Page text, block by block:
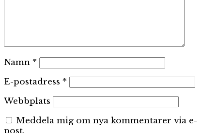
Namn *
E-postadress *
Webbplats
Meddela mig om nya kommentarer via e-